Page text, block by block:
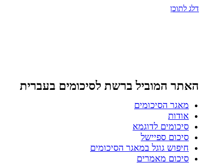
דלג לתוכן
האתר המוביל ברשת לסיכומים בעברית
מאגר הסיכומים
אודות
סיכומים לדוגמא
סיכום ספיישל
חיפוש גוגל במאגר הסיכומים
סיכום מאמרים